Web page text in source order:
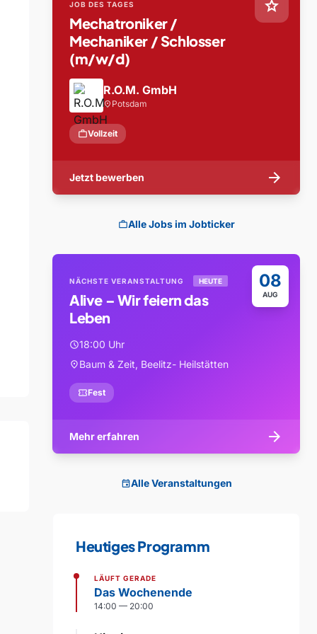
star
JOB DES TAGES
Mechatroniker /
Mechaniker / Schlosser
(m/w/d)
R.O.M. GmbH
location_on Potsdam
workVollzeit
Jetzt bewerben arrow_forward
workAlle Jobs im Jobticker
08
AUG
NÄCHSTE VERANSTALTUNG HEUTE
Alive – Wir feiern das
Leben
schedule18:00 Uhr
location_onBaum & Zeit, Beelitz- Heilstätten
confirmation_numberFest
Mehr erfahren arrow_forward
eventAlle Veranstaltungen
Heutiges Programm
LÄUFT GERADE
Das Wochenende
14:00 — 20:00